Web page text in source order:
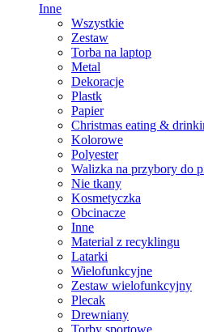
Inne
Wszystkie
Zestaw
Torba na laptop
Metal
Dekoracje
Plastk
Papier
Christmas eating &
Kolorowe
Polyester
Walizka na przybory do
Nie tkany
Kosmetyczka
Obcinacze
Inne
Material z recyklingu
Latarki
Wielofunkcyjne
Zestaw wielofunkcyjny
Plecak
Drewniany
Torby sportowe